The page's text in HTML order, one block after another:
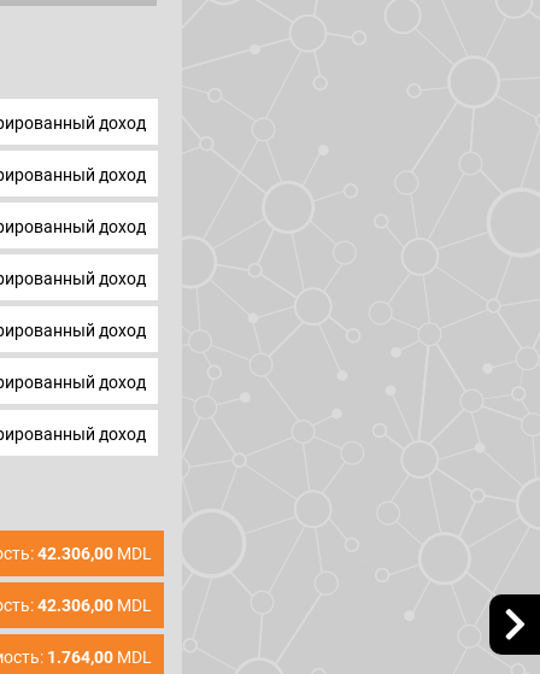
доход
доход
доход
доход
доход
доход
доход
42.306,00 MDL
42.306,00 MDL
1.764,00 MDL